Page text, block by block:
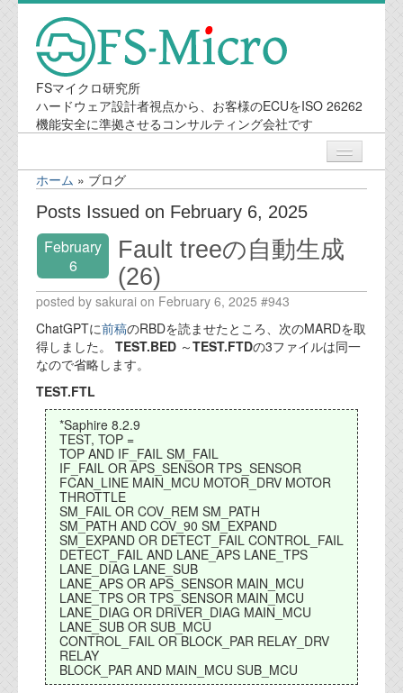
FSマイクロ研究所
ハードウェア設計者視点から、お客様のECUをISO 26262
機能安全に準拠させるコンサルティング会社です
ニュース
業務内容
機能安全コンサルティング
会社案内
会社概要
代表ご挨拶
オフィス
実績
ブログ
機能安全ブログ
設計ブログ
テクノロジ
ホーム » ブログ
Posts Issued on February 6, 2025
February
6
Fault treeの自動生成
(26)
posted by sakurai on February 6, 2025 #943
ChatGPTに前稿のRBDを読ませたところ、次のMARDを取
得しました。 TEST.BED ～TEST.FTDの3ファイルは同一
なので省略します。
TEST.FTL
*Saphire 8.2.9
TEST, TOP =
TOP AND IF_FAIL SM_FAIL
IF_FAIL OR APS_SENSOR TPS_SENSOR
FCAN_LINE MAIN_MCU MOTOR_DRV MOTOR
THROTTLE
SM_FAIL OR COV_REM SM_PATH
SM_PATH AND COV_90 SM_EXPAND
SM_EXPAND OR DETECT_FAIL CONTROL_FAIL
DETECT_FAIL AND LANE_APS LANE_TPS
LANE_DIAG LANE_SUB
LANE_APS OR APS_SENSOR MAIN_MCU
LANE_TPS OR TPS_SENSOR MAIN_MCU
LANE_DIAG OR DRIVER_DIAG MAIN_MCU
LANE_SUB OR SUB_MCU
CONTROL_FAIL OR BLOCK_PAR RELAY_DRV
RELAY
BLOCK_PAR AND MAIN_MCU SUB_MCU